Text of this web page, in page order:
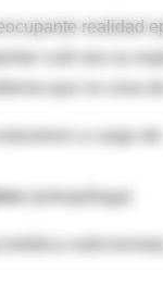
realidad
cuál sea su
que no cesa
a cargo de:
(antropóloga)